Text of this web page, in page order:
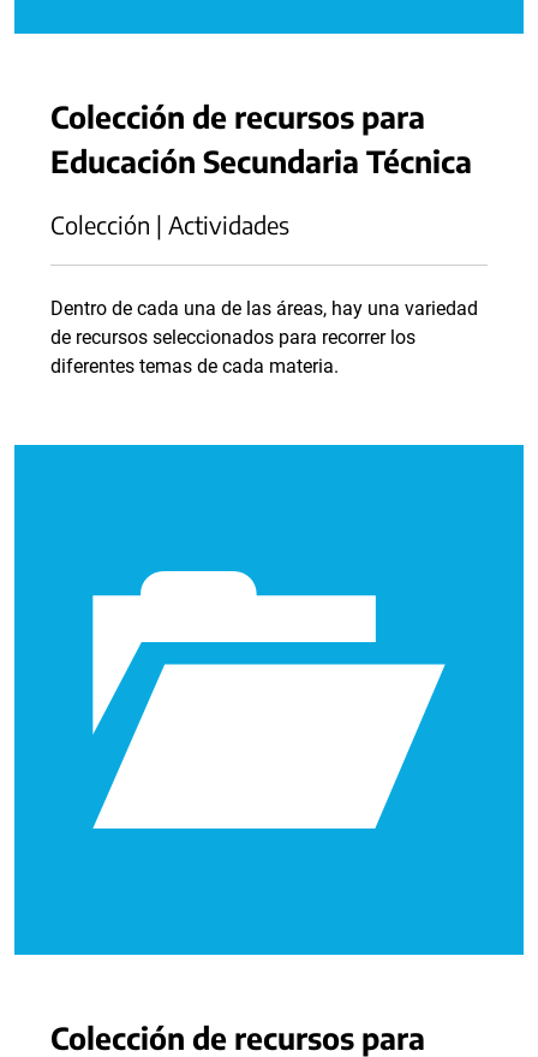
Colección de recursos para
Educación Secundaria Técnica
Colección | Actividades
Dentro de cada una de las áreas, hay una variedad
de recursos seleccionados para recorrer los
diferentes temas de cada materia.
Colección de recursos para